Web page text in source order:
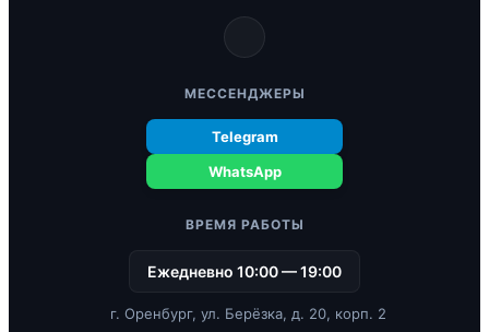
МЕССЕНДЖЕРЫ
Telegram
WhatsApp
ВРЕМЯ РАБОТЫ
Ежедневно 10:00 — 19:00
г. Оренбург, ул. Берёзка, д. 20, корп. 2